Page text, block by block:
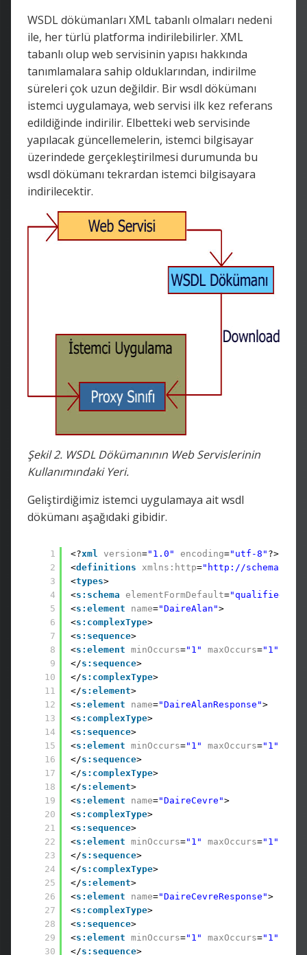
WSDL dökümanları XML tabanlı olmaları nedeni
ile, her türlü platforma indirilebilirler. XML
tabanlı olup web servisinin yapısı hakkında
tanımlamalara sahip olduklarından, indirilme
süreleri çok uzun değildir. Bir wsdl dökümanı
istemci uygulamaya, web servisi ilk kez referans
edildiğinde indirilir. Elbetteki web servisinde
yapılacak güncellemelerin, istemci bilgisayar
üzerindede gerçekleştirilmesi durumunda bu
wsdl dökümanı tekrardan istemci bilgisayara
indirilecektir.
Şekil 2. WSDL Dökümanının Web Servislerinin
Kullanımındaki Yeri.
Geliştirdiğimiz istemci uygulamaya ait wsdl
dökümanı aşağıdaki gibidir.
1
2
3
4
5
6
7
8
9
10
11
12
13
14
15
16
17
18
19
20
21
22
23
24
25
26
27
28
29
30
<?xml version="1.0" encoding="utf-8" ?>
<definitions xmlns:http="http://
<types>
<s:schema elementFormDefault="qualified"
<s:element name="DaireAlan">
<s:complexType>
<s:sequence>
<s:element minOccurs="1" maxOccurs="1"
</s:sequence>
</s:complexType>
</s:element>
<s:element name="DaireAlanResponse">
<s:complexType>
<s:sequence>
<s:element minOccurs="1" maxOccurs="1"
</s:sequence>
</s:complexType>
</s:element>
<s:element name="DaireCevre">
<s:complexType>
<s:sequence>
<s:element minOccurs="1" maxOccurs="1"
</s:sequence>
</s:complexType>
</s:element>
<s:element name="DaireCevreResponse">
<s:complexType>
<s:sequence>
<s:element minOccurs="1" maxOccurs="1"
</s:sequence>